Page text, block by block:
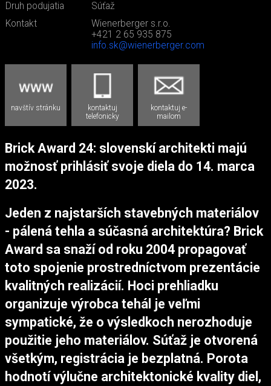
Druh podujatia
Súťaž
Kontakt
Wienerberger s.r.o.
+421 2 65 935 875
info.sk@wienerberger.com
navštív stránku
kontaktuj
telefonicky
kontaktuj e-
mailom
Brick Award 24: slovenskí architekti majú
možnosť prihlásiť svoje diela do 14. marca
2023.
Jeden z najstarších stavebných materiálov
- pálená tehla a súčasná architektúra? Brick
Award sa snaží od roku 2004 propagovať
toto spojenie prostredníctvom prezentácie
kvalitných realizácií. Hoci prehliadku
organizuje výrobca tehál je veľmi
sympatické, že o výsledkoch nerozhoduje
použitie jeho materiálov. Súťaž je otvorená
všetkým, registrácia je bezplatná. Porota
hodnotí výlučne architektonické kvality diel,